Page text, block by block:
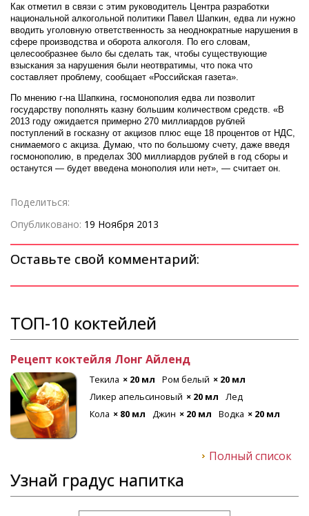
Как отметил в связи с этим руководитель Центра разработки
национальной алкогольной политики Павел Шапкин, едва ли нужно
вводить уголовную ответственность за неоднократные нарушения в
сфере производства и оборота алкоголя. По его словам,
целесообразнее было бы сделать так, чтобы существующие
взыскания за нарушения были неотвратимы, что пока что
составляет проблему, сообщает «Российская газета».
По мнению г-на Шапкина, госмонополия едва ли позволит
государству пополнять казну большим количеством средств. «В
2013 году ожидается примерно 270 миллиардов рублей
поступлений в госказну от акцизов плюс еще 18 процентов от НДС,
снимаемого с акциза. Думаю, что по большому счету, даже введя
госмонополию, в пределах 300 миллиардов рублей в год сборы и
останутся — будет введена монополия или нет», — считает он.
Поделиться:
Опубликовано: 19 Ноября 2013
Оставьте свой комментарий:
ТОП-10 коктейлей
Рецепт коктейля Лонг Айленд
Текила × 20 мл Ром белый × 20 мл
Ликер апельсиновый × 20 мл
Лед
Кола × 80 мл Джин × 20 мл Водка × 20 мл
Полный список
Узнай градус напитка